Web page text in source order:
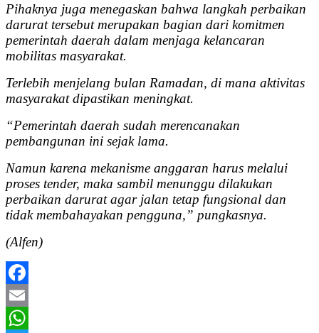
Pihaknya juga menegaskan bahwa langkah perbaikan
darurat tersebut merupakan bagian dari komitmen
pemerintah daerah dalam menjaga kelancaran
mobilitas masyarakat.
Terlebih menjelang bulan Ramadan, di mana aktivitas
masyarakat dipastikan meningkat.
“Pemerintah daerah sudah merencanakan
pembangunan ini sejak lama.
Namun karena mekanisme anggaran harus melalui
proses tender, maka sambil menunggu dilakukan
perbaikan darurat agar jalan tetap fungsional dan
tidak membahayakan pengguna,” pungkasnya.
(Alfen)
Facebook
Email